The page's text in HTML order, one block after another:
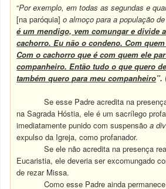
“Por exemplo, em todas as segundas e
[na paróquia] o almoço para a população de
é um mendigo, vem comungar e divide
cachorro. Eu não o condeno. Com
Com o cachorro que é com quem ele
companheiro. Então tudo o que quero
também quero para meu companheiro”.
Se esse Padre acredita na
na Sagrada Hóstia, ele é um sacrílego
imediatamente punido com suspensãoa
expulso da Igreja, como profanador.
Se ele não acredita na presença
Eucaristia, ele deveria ser excomungado
de rezar Missa.
Como esse Padre ainda